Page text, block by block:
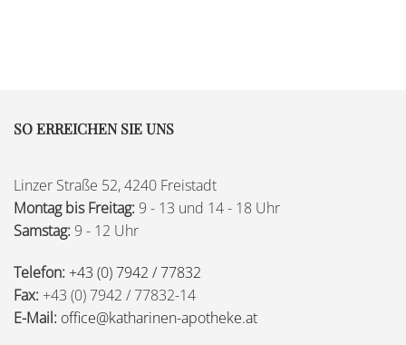
SO ERREICHEN SIE UNS
Linzer Straße 52, 4240 Freistadt
Montag bis Freitag: 9 - 13 und 14 - 18 Uhr
Samstag: 9 - 12 Uhr
Telefon: +43 (0) 7942 / 77832
Fax: +43 (0) 7942 / 77832-14
E-Mail: office@katharinen-apotheke.at